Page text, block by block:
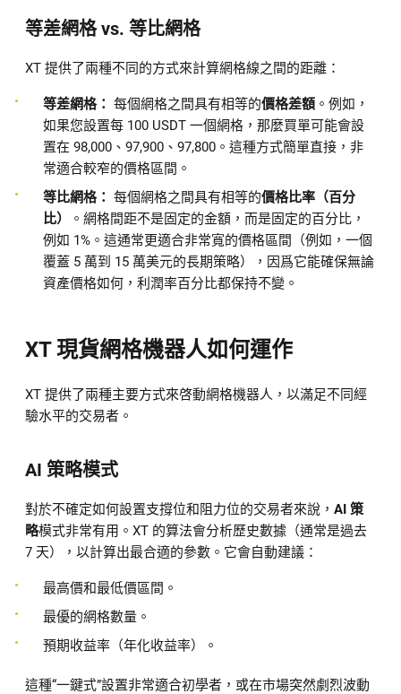
等差網格 vs. 等比網格
XT 提供了兩種不同的方式來計算網格線之間的距離：
等差網格： 每個網格之間具有相等的價格差額 。例如，
如果您設置每 100 USDT 一個網格，那麼買單可能會設
置在 98,000、97,900、97,800。這種方式簡單直接，非
常適合較窄的價格區間。
等比網格： 每個網格之間具有相等的價格比率（百分
比）
。網格間距不是固定的金額，而是固定的百分比，
例如 1%。這通常更適合非常寬的價格區間（例如，一個
覆蓋 5 萬到 15 萬美元的長期策略），因爲它能確保無論
資產價格如何，利潤率百分比都保持不變。
XT 現貨網格機器人如何運作
XT 提供了兩種主要方式來啓動網格機器人，以滿足不同經
驗水平的交易者。
AI 策略模式
對於不確定如何設置支撐位和阻力位的交易者來說， AI 策
略模式非常有用。XT 的算法會分析歷史數據（通常是過去
7 天），以計算出最合適的參數。它會自動建議：
最高價和最低價區間。
最優的網格數量。
預期收益率（年化收益率）。
這種“一鍵式”設置非常適合初學者，或在市場突然劇烈波動